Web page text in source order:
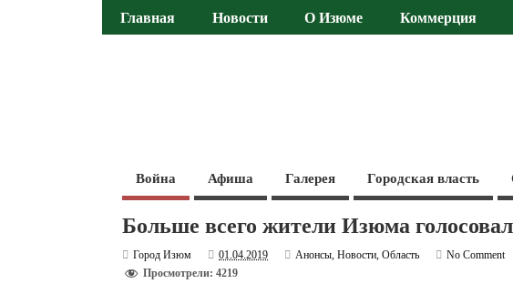
Главная Новости О Изюме Коммерция
Война Афиша Галерея Городская власть
Больше всего жители Изюма
Город Изюм 01.04.2019 Анонсы,Новости,Область
No Comment
Просмотрели: 4219